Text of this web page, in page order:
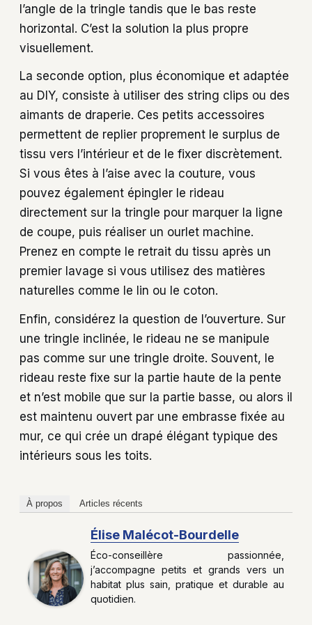
l’angle de la tringle tandis que le bas reste
horizontal. C’est la solution la plus propre
visuellement.
La seconde option, plus économique et adaptée
au DIY, consiste à utiliser des string clips ou des
aimants de draperie. Ces petits accessoires
permettent de replier proprement le surplus de
tissu vers l’intérieur et de le fixer discrètement.
Si vous êtes à l’aise avec la couture, vous
pouvez également épingler le rideau
directement sur la tringle pour marquer la ligne
de coupe, puis réaliser un ourlet machine.
Prenez en compte le retrait du tissu après un
premier lavage si vous utilisez des matières
naturelles comme le lin ou le coton.
Enfin, considérez la question de l’ouverture. Sur
une tringle inclinée, le rideau ne se manipule
pas comme sur une tringle droite. Souvent, le
rideau reste fixe sur la partie haute de la pente
et n’est mobile que sur la partie basse, ou alors il
est maintenu ouvert par une embrasse fixée au
mur, ce qui crée un drapé élégant typique des
intérieurs sous les toits.
À propos Articles récents
Élise Malécot-Bourdelle
Éco-conseillère passionnée,
j’accompagne petits et grands vers un
habitat plus sain, pratique et durable au
quotidien.